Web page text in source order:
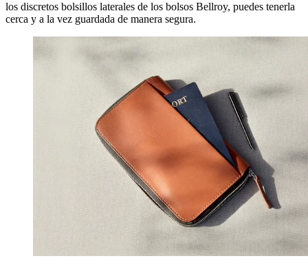
los discretos bolsillos laterales de los bolsos Bellroy, puedes tenerla
cerca y a la vez guardada de manera segura.